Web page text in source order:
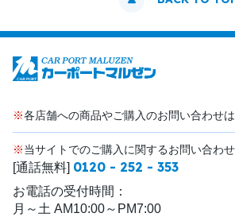
※各店舗への商品やご購入のお問い合わせは
※当サイトでのご購入に関するお問い合わせ
[通話無料] 0120 - 252 - 353
お電話の受付時間：
月～土 AM10:00～PM7:00